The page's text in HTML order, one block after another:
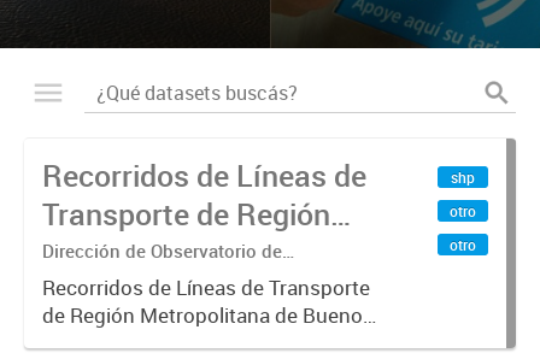
Recorridos de Líneas de
Transporte de Región
Metropolitana de
Buenos Aires (RMBA)
Dirección de Observatorio de
Transporte, Estudio y Sistemas
Recorridos de Líneas de Transporte
de Región Metropolitana de Buenos
Aires (RMBA).-
shp
otro
otro